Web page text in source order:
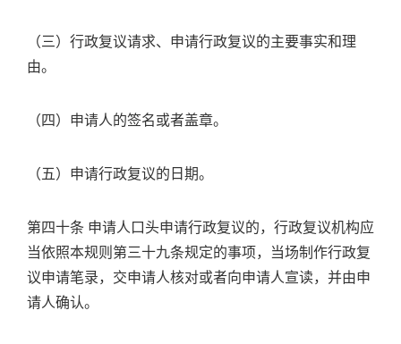
（三）行政复议请求、申请行政复议的主要事实和理
由。
（四）申请人的签名或者盖章。
（五）申请行政复议的日期。
第四十条 申请人口头申请行政复议的，行政复议机构应
当依照本规则第三十九条规定的事项，当场制作行政复
议申请笔录，交申请人核对或者向申请人宣读，并由申
请人确认。